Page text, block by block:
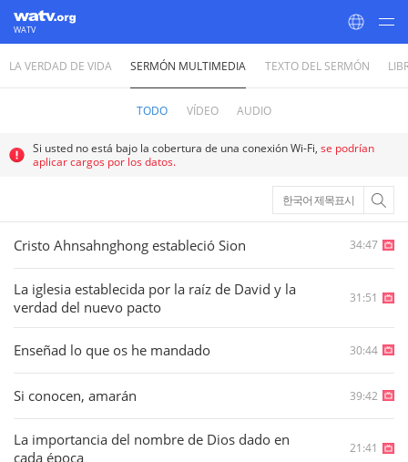
WATV
World Mission Society Church of God
LA VERDAD DE VIDA SERMÓN MULTIMEDIA TEXTO DEL SERMÓN
TODO VÍDEO AUDIO
Si usted no está bajo la cobertura de una conexión Wi-Fi, se podrían
aplicar cargos por los datos.
한국어 제목표시
Cristo Ahnsahnghong estableció Sion 34:47
La iglesia establecida por la raíz de David y la
verdad del nuevo pacto
31:51
Enseñad lo que os he mandado 30:44
Si conocen, amarán 39:42
La importancia del nombre de Dios dado en
cada época
21:41